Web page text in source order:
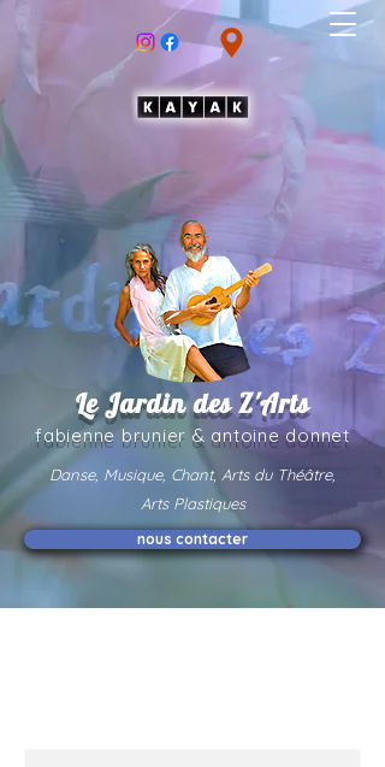
Le Jardin des Z'Arts
fabienne brunier & antoine donnet
Danse, Musique, Chant, Arts du Théâtre,
Arts Plastiques
nous contacter